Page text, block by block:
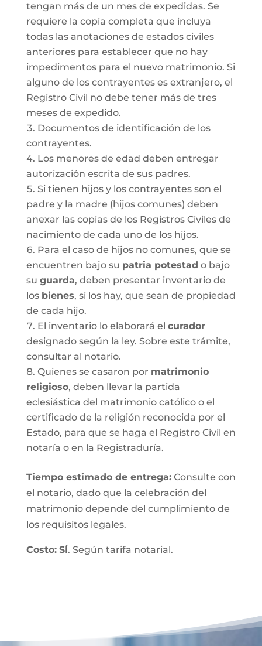
tengan más de un mes de expedidas. Se
requiere la copia completa que incluya
todas las anotaciones de estados civiles
anteriores para establecer que no hay
impedimentos para el nuevo matrimonio. Si
alguno de los contrayentes es extranjero, el
Registro Civil no debe tener más de tres
meses de expedido.
Documentos de identificación de los
contrayentes.
Los menores de edad deben entregar
autorización escrita de sus padres.
Si tienen hijos y los contrayentes son el
padre y la madre (hijos comunes) deben
anexar las copias de los Registros Civiles de
nacimiento de cada uno de los hijos.
Para el caso de hijos no comunes, que se
encuentren bajo su patria potestad o bajo
su guarda, deben presentar inventario de
los bienes, si los hay, que sean de propiedad
de cada hijo.
El inventario lo elaborará el curador
designado según la ley. Sobre este trámite,
consultar al notario.
Quienes se casaron por matrimonio
religioso, deben llevar la partida
eclesiástica del matrimonio católico o el
certificado de la religión reconocida por el
Estado, para que se haga el Registro Civil en
notaría o en la Registraduría.
Tiempo estimado de entrega:Consulte con
el notario, dado que la celebración del
matrimonio depende del cumplimiento de
los requisitos legales.
Costo: SÍ. Según tarifa notarial.